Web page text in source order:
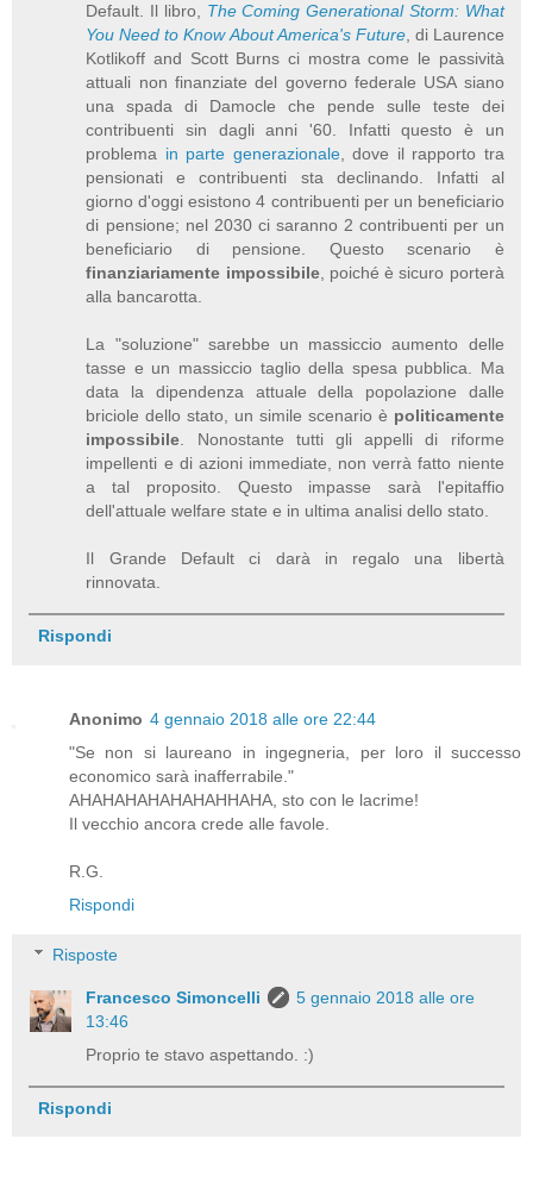
Default. Il libro, The Coming Generational Storm: What
You Need to Know About America's Future, di Laurence
Kotlikoff and Scott Burns ci mostra come le passività
attuali non finanziate del governo federale USA siano
una spada di Damocle che pende sulle teste dei
contribuenti sin dagli anni '60. Infatti questo è un
problema in parte generazionale, dove il rapporto tra
pensionati e contribuenti sta declinando. Infatti al
giorno d'oggi esistono 4 contribuenti per un beneficiario
di pensione; nel 2030 ci saranno 2 contribuenti per un
beneficiario di pensione. Questo scenario è
finanziariamente impossibile, poiché è sicuro porterà
alla bancarotta.
La "soluzione" sarebbe un massiccio aumento delle
tasse e un massiccio taglio della spesa pubblica. Ma
data la dipendenza attuale della popolazione dalle
briciole dello stato, un simile scenario è politicamente
impossibile . Nonostante tutti gli appelli di riforme
impellenti e di azioni immediate, non verrà fatto niente
a tal proposito. Questo impasse sarà l'epitaffio
dell'attuale welfare state e in ultima analisi dello stato.
Il Grande Default ci darà in regalo una libertà
rinnovata.
Rispondi
Anonimo 4 gennaio 2018 alle ore 22:44
"Se non si laureano in ingegneria, per loro il successo
economico sarà inafferrabile."
AHAHAHAHAHAHAHHAHA, sto con le lacrime!
Il vecchio ancora crede alle favole.
R.G.
Rispondi
Risposte
Francesco Simoncelli
5 gennaio 2018 alle ore
13:46
Proprio te stavo aspettando. :)
Rispondi